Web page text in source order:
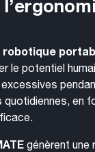
robotique
le potentiel
en
génèrent une